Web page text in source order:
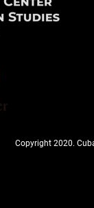
Copyright 2020.